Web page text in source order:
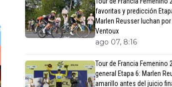
favoritas y predicción
Marlen Reusser luchan
Ventoux
ago 07, 8:16
Tour de Francia Femenino
general Etapa 6: Marlen
amarillo antes del juicio